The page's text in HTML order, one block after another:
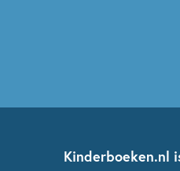
Kinderboeken.nl